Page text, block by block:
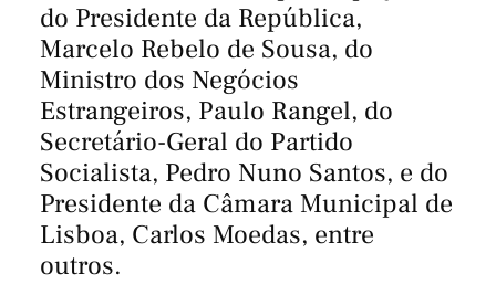
do Presidente da República,
Marcelo Rebelo de Sousa, do
Ministro dos Negócios
Estrangeiros, Paulo Rangel, do
Secretário-Geral do Partido
Socialista, Pedro Nuno Santos, e do
Presidente da Câmara Municipal de
Lisboa, Carlos Moedas, entre
outros.